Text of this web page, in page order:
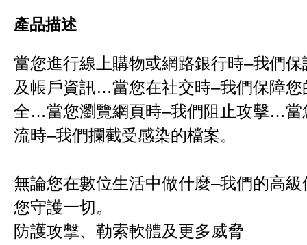
產品描述
當您進行線上購物或網路銀行時–我們
及帳戶資訊…當您在社交時–我們保障您
全…當您瀏覽網頁時–我們阻止攻擊…當
流時–我們攔截受感染的檔案。
無論您在數位生活中做什麼–我們的高
您守護一切。
防護攻擊、勒索軟體及更多威脅